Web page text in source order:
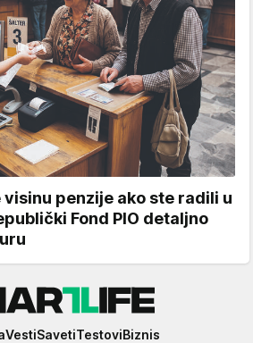
visinu penzije ako ste radili u
Fond PIO detaljno
VestiSavetiTestoviBiznis